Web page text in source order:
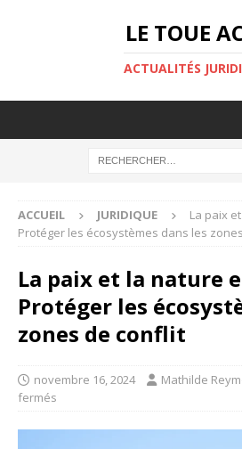
LE TOUE
ACTUALITÉS
ACCUEIL JURIDIQUE
La paix
Protéger les écosystèmes dans les
La paix et la nature
Protéger les
zones de conflit
novembre 16, 2024 Mathilde
fermés